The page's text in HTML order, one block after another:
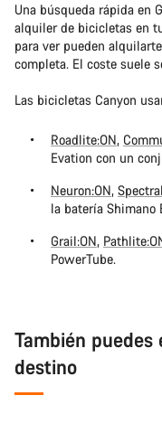
Una búsqueda rápida en
alquiler de bicicletas en
para ver pueden
completa. El coste suele
Las bicicletas Canyon
Roadlite:ON,
Evation con un
Neuron:ON,
la batería Shimano
Grail:ON,
PowerTube.
También
destino